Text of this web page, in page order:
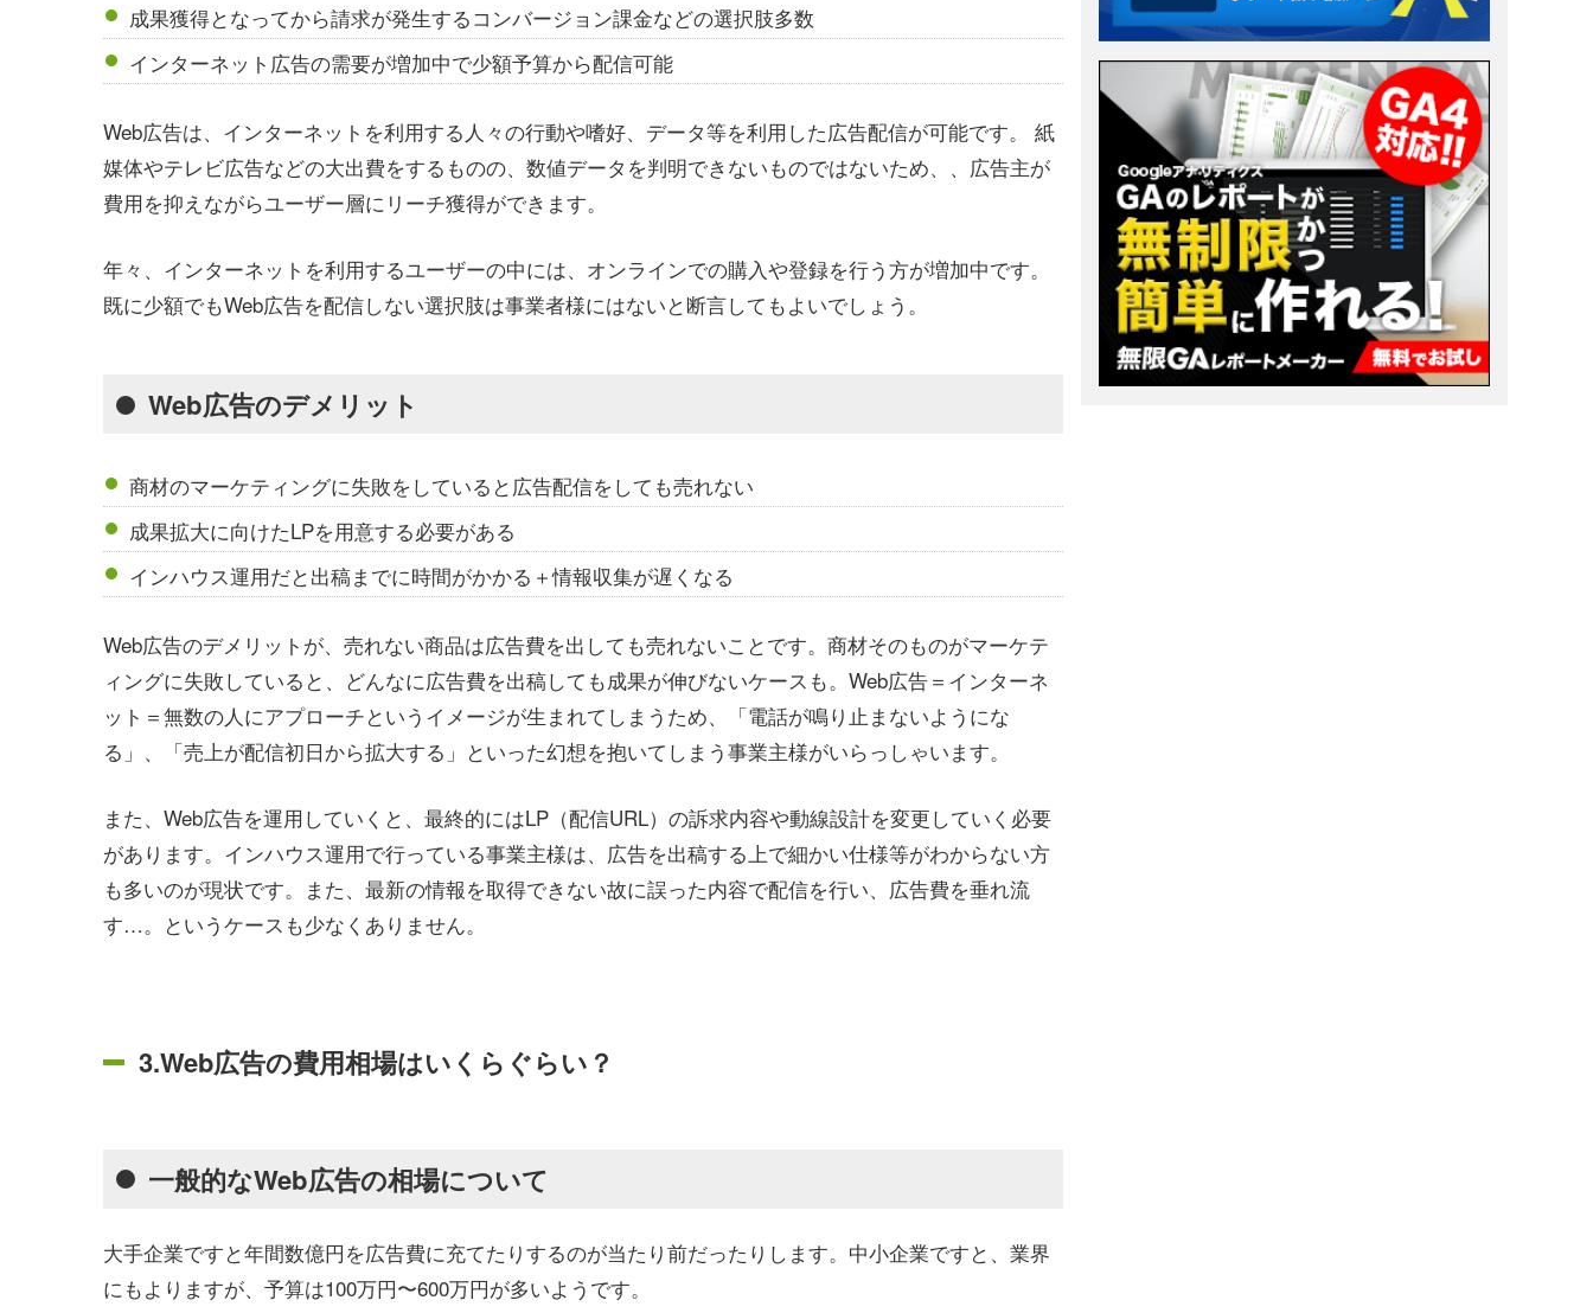
成果獲得となってから請求が発生するコンバージョン課金などの選択肢多数
インターネット広告の需要が増加中で少額予算から配信可能
Web広告は、インターネットを利用する人々の行動や嗜好、データ等を利用した広告配信が可能です。 紙
媒体やテレビ広告などの大出費をするものの、数値データを判明できないものではないため、、広告主が
費用を抑えながらユーザー層にリーチ獲得ができます。
年々、インターネットを利用するユーザーの中には、オンラインでの購入や登録を行う方が増加中です。
既に少額でもWeb広告を配信しない選択肢は事業者様にはないと断言してもよいでしょう。
Web広告のデメリット
商材のマーケティングに失敗をしていると広告配信をしても売れない
成果拡大に向けたLPを用意する必要がある
インハウス運用だと出稿までに時間がかかる＋情報収集が遅くなる
Web広告のデメリットが、売れない商品は広告費を出しても売れないことです。商材そのものがマーケテ
ィングに失敗していると、どんなに広告費を出稿しても成果が伸びないケースも。Web広告＝インターネ
ット＝無数の人にアプローチというイメージが生まれてしまうため、「電話が鳴り止まないようにな
る」、「売上が配信初日から拡大する」といった幻想を抱いてしまう事業主様がいらっしゃいます。
また、Web広告を運用していくと、最終的にはLP（配信URL）の訴求内容や動線設計を変更していく必要
があります。インハウス運用で行っている事業主様は、広告を出稿する上で細かい仕様等がわからない方
も多いのが現状です。また、最新の情報を取得できない故に誤った内容で配信を行い、広告費を垂れ流
す…。というケースも少なくありません。
3.Web広告の費用相場はいくらぐらい？
一般的なWeb広告の相場について
大手企業ですと年間数億円を広告費に充てたりするのが当たり前だったりします。中小企業ですと、業界
にもよりますが、予算は100万円〜600万円が多いようです。